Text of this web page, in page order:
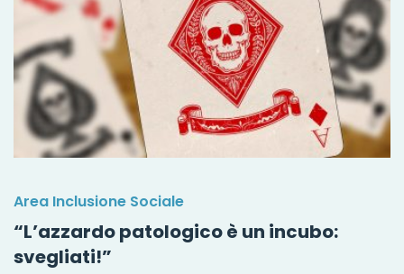
Area Inclusione Sociale
“L’azzardo patologico è un incubo:
svegliati!”